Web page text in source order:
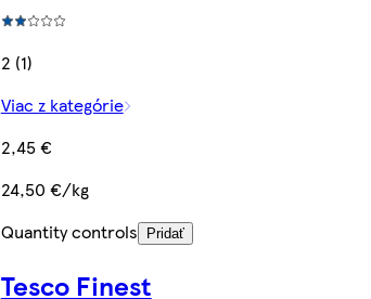
2 (1)
Viac z kategórie
2,45 €
24,50 €/kg
Quantity controls
Pridať
Tesco Finest